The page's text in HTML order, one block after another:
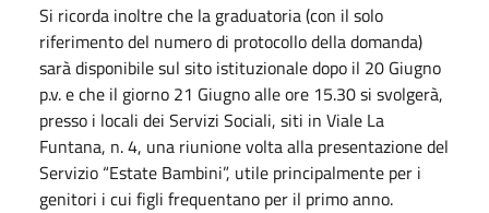
Si ricorda inoltre che la graduatoria (con il solo
riferimento del numero di protocollo della domanda)
sarà disponibile sul sito istituzionale dopo il 20 Giugno
p.v. e che il giorno 21 Giugno alle ore 15.30 si svolgerà,
presso i locali dei Servizi Sociali, siti in Viale La
Funtana, n. 4, una riunione volta alla presentazione del
Servizio “Estate Bambini”, utile principalmente per i
genitori i cui figli frequentano per il primo anno.